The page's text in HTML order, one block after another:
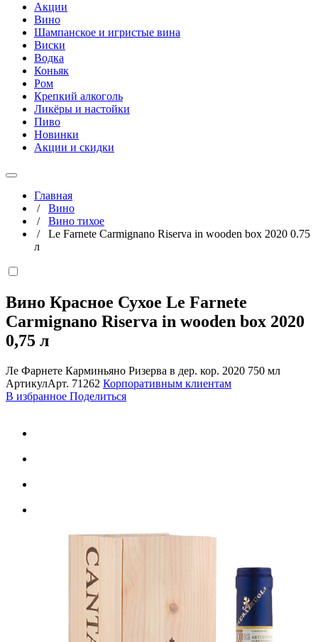
Акции
Вино
Шампанское и игристые вина
Виски
Водка
Коньяк
Ром
Крепкий алкоголь
Ликёры и настойки
Пиво
Новинки
Акции и скидки
Главная
/ Вино
/ Вино тихое
/ Le Farnete Carmignano Riserva in wooden box 2020 0.75
л
Вино Красное Сухое Le Farnete
Carmignano Riserva in wooden box 2020
0,75 л
Ле Фарнете Карминьяно Ризерва в дер. кор. 2020 750 мл
АртикулАрт. 71262 Корпоративным клиентам
В избранное Поделиться